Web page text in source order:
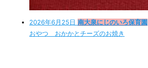
2026年6月25日 南大泉にじのいろ保育園
おやつ おかかとチーズのお焼き